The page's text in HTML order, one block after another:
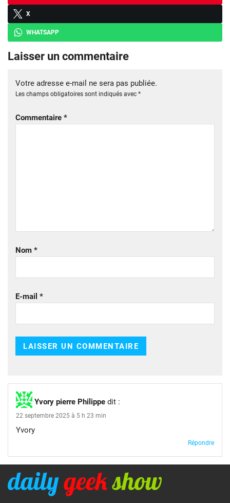
X
WHATSAPP
Laisser un commentaire
Votre adresse e-mail ne sera pas publiée.
Les champs obligatoires sont indiqués avec *
Commentaire *
Nom *
E-mail *
Yvory pierre Philippe dit :
22 septembre 2025 à 5 h 23 min
Yvory
Répondre